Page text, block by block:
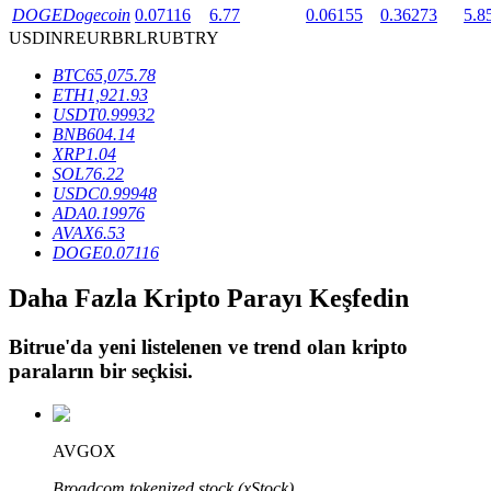
BTR Kilitleme
BTR sahiplerine özel yatırımlar
Kripto destekli borçlanma hizmeti
DOGEDogecoin 0.07116 6.77 0.06155 0.36273
USDINREURBRLRUBTRY
BTC65,075.78
ETH1,921.93
USDT0.99932
BNB604.14
XRP1.04
SOL76.22
USDC0.99948
ADA0.19976
AVAX6.53
DOGE0.07116
Daha Fazla Kripto Parayı Keşfedin
Bitrue'da yeni listelenen ve trend olan kripto
paraların bir seçkisi.
AVGOX